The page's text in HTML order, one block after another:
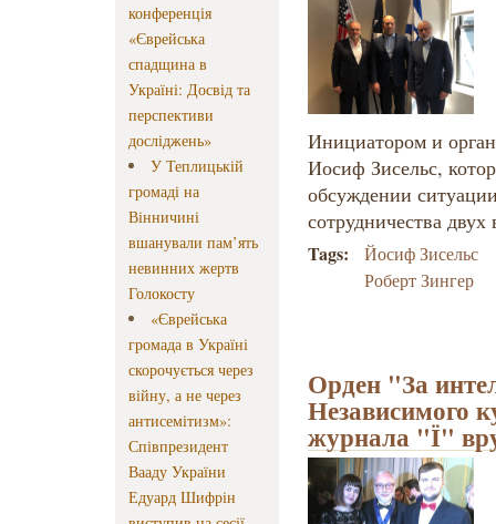
конференція
«Єврейська
спадщина в
Україні: Досвід та
перспективи
досліджень»
У Теплицькій
громаді на
Вінничині
вшанували пам’ять
невинних жертв
Голокосту
«Єврейська
громада в Україні
скорочується через
війну, а не через
антисемітизм»:
Співпрезидент
Вааду України
Едуард Шифрін
Инициатором и
Иосиф Зисельс,
обсуждении
сотрудничества
Tags:
Йосиф Зисельс
Роберт Зингер
Орден "За
Независимого
журнала "Ї"